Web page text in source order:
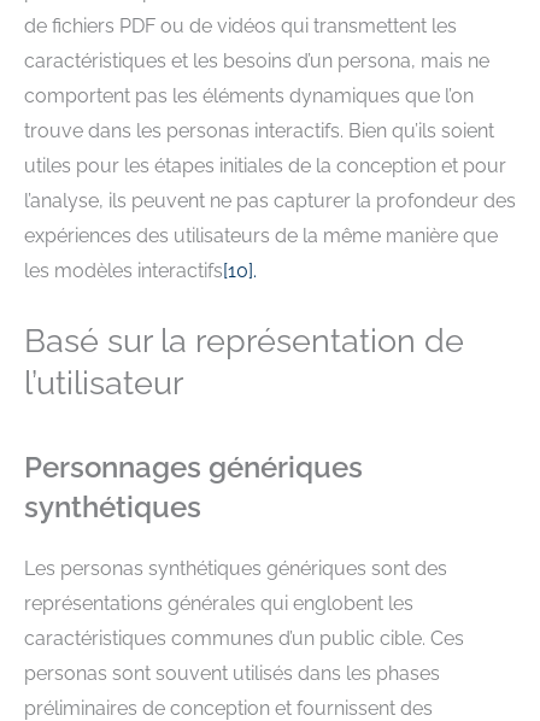
de fichiers PDF ou de vidéos qui transmettent les
caractéristiques et les besoins d’un persona, mais ne
comportent pas les éléments dynamiques que l’on
trouve dans les personas interactifs. Bien qu’ils soient
utiles pour les étapes initiales de la conception et pour
l’analyse, ils peuvent ne pas capturer la profondeur des
expériences des utilisateurs de la même manière que
les modèles interactifs[10].
Basé sur la représentation de
l’utilisateur
Personnages génériques
synthétiques
Les personas synthétiques génériques sont des
représentations générales qui englobent les
caractéristiques communes d’un public cible. Ces
personas sont souvent utilisés dans les phases
préliminaires de conception et fournissent des